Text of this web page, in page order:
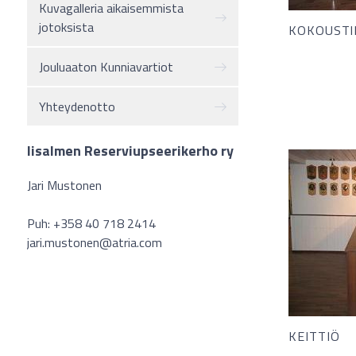
Kuvagalleria aikaisemmista
jotoksista
Jouluaaton Kunniavartiot
Yhteydenotto
Iisalmen Reserviupseerikerho ry
Jari Mustonen
Puh: +358 40 718 2414
jari.mustonen@atria.com
KEITTIÖ